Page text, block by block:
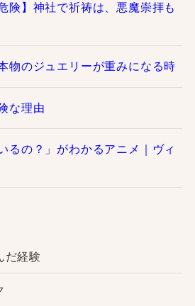
険】神社で祈祷は、悪魔崇拝も
物のジュエリーが重みになる時
な理由
るの？」がわかるアニメ｜ヴィ
だ経験